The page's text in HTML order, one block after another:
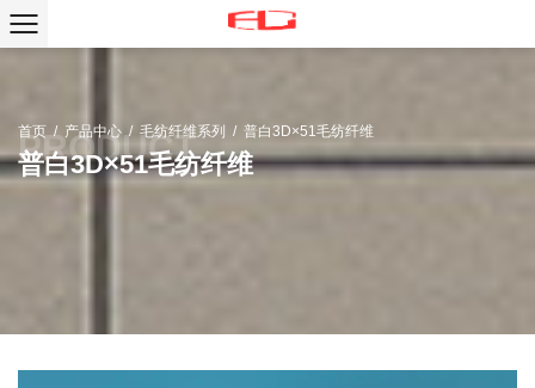
首页 / 产品中心 / 毛纺纤维系列 / 普白3D×51毛纺纤维
普白3D×51毛纺纤维